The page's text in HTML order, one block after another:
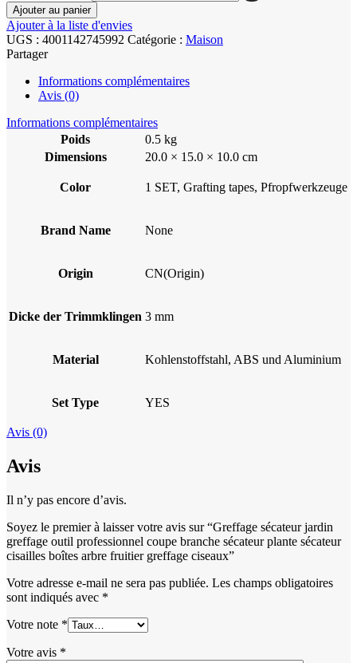
Ajouter au panier
Ajouter à la liste d'envies
UGS : 4001142745992 Catégorie : Maison
Partager
Informations complémentaires
Avis (0)
Informations complémentaires
Poids
0.5 kg
Dimensions
20.0 × 15.0 × 10.0 cm
Color 1 SET, Grafting tapes, Pfropfwerkzeuge
Brand Name None
Origin CN(Origin)
Dicke der Trimmklingen 3 mm
Material Kohlenstoffstahl, ABS und Aluminium
Set Type YES
Avis (0)
Avis
Il n’y pas encore d’avis.
Soyez le premier à laisser votre avis sur “Greffage sécateur jardin
greffage outil professionnel coupe branche sécateur plante sécateur
cisailles boîtes arbre fruitier greffage ciseaux”
Votre adresse e-mail ne sera pas publiée. Les champs obligatoires
sont indiqués avec *
Votre note *
Votre avis *